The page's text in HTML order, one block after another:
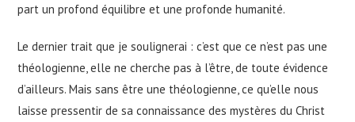
part un profond équilibre et une profonde humanité.
Le dernier trait que je soulignerai : c’est que ce n’est pas une
théologienne, elle ne cherche pas à l’être, de toute évidence
d’ailleurs. Mais sans être une théologienne, ce qu’elle nous
laisse pressentir de sa connaissance des mystères du Christ